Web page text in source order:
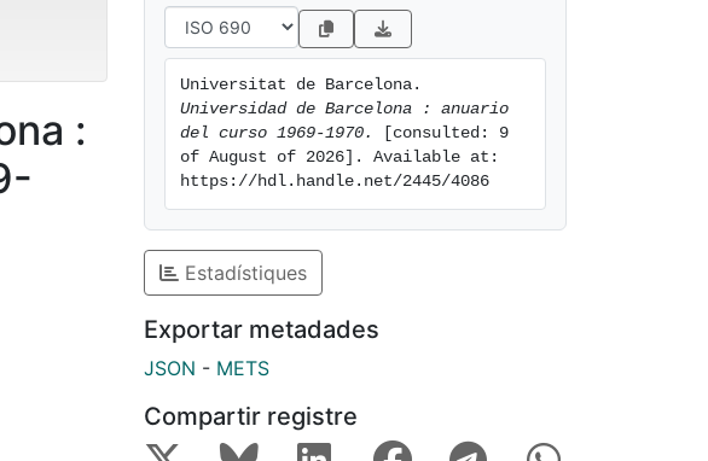
:
Universidad de Barcelona : anuario
del curso 1969-1970.
[consulted: 9
of August of 2026]. Available at:
https://hdl.handle.net/2445/4086
Estadístiques
Exportar metadades
JSON - METS
Compartir registre